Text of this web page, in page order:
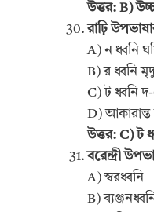
উত্তর: B)
রাঢ়ি
A) ন ধ্বনি
B) র ধ্বনি
C) ট ধ্বনি
D) আকারান্ত
উত্তর: C) ট
বরেন্দ্রী
A) স্বরধ্বনি
B)